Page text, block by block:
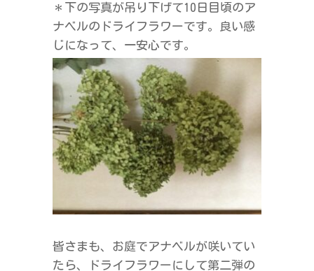
＊下の写真が吊り下げて10日目頃のア
ナベルのドライフラワーです。良い感
じになって、一安心です。
皆さまも、お庭でアナベルが咲いてい
たら、ドライフラワーにして第二弾の